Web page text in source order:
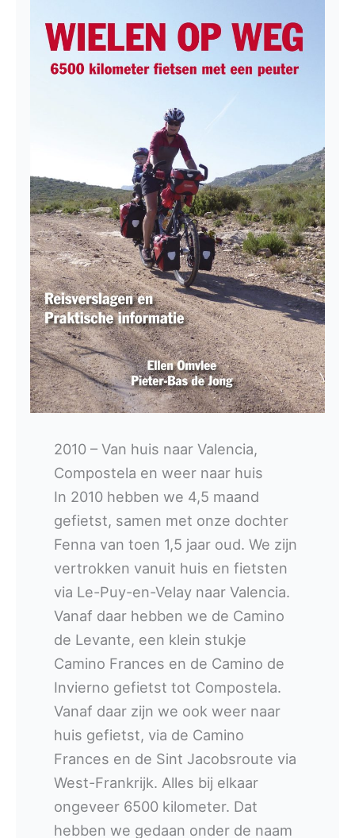
2010 – Van huis naar Valencia,
Compostela en weer naar huis
In 2010 hebben we 4,5 maand
gefietst, samen met onze dochter
Fenna van toen 1,5 jaar oud. We zijn
vertrokken vanuit huis en fietsten
via Le-Puy-en-Velay naar Valencia.
Vanaf daar hebben we de Camino
de Levante, een klein stukje
Camino Frances en de Camino de
Invierno gefietst tot Compostela.
Vanaf daar zijn we ook weer naar
huis gefietst, via de Camino
Frances en de Sint Jacobsroute via
West-Frankrijk. Alles bij elkaar
ongeveer 6500 kilometer. Dat
hebben we gedaan onder de naam